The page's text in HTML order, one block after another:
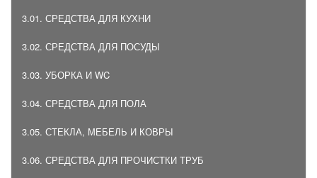
3.01. СРЕДСТВА ДЛЯ КУХНИ
3.02. СРЕДСТВА ДЛЯ ПОСУДЫ
3.03. УБОРКА И WC
3.04. СРЕДСТВА ДЛЯ ПОЛА
3.05. СТЕКЛА, МЕБЕЛЬ И КОВРЫ
3.06. СРЕДСТВА ДЛЯ ПРОЧИСТКИ ТРУБ